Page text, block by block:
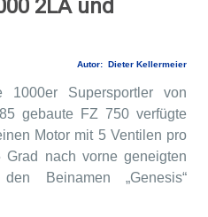
2LA und
Autor: Dieter Kellermeier
Supersportler von
gebaute FZ 750 verfügte
Motor mit 5 Ventilen pro
nach vorne geneigten
Beinamen „Genesis“